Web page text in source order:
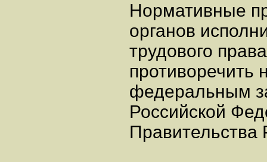
Нормативные
органов
трудового
противоречить
федеральным
Российской
Правительства